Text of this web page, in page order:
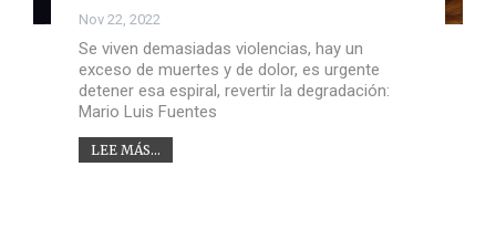
Nov 22, 2022
Se viven demasiadas violencias, hay un
exceso de muertes y de dolor, es urgente
detener esa espiral, revertir la degradación:
Mario Luis Fuentes
LEE MÁS...